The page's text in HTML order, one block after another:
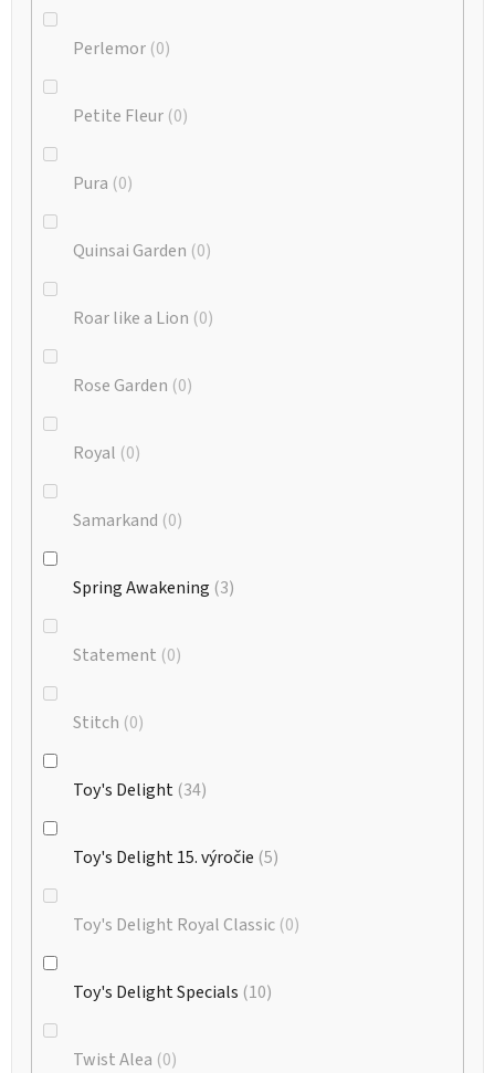
Perlemor 0
Petite Fleur 0
Pura 0
Quinsai Garden 0
Roar like a Lion 0
Rose Garden 0
Royal 0
Samarkand 0
Spring Awakening 3
Statement 0
Stitch 0
Toy's Delight 34
Toy's Delight 15. výročie 5
Toy's Delight Royal Classic 0
Toy's Delight Specials 10
Twist Alea 0